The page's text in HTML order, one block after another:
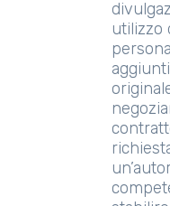
utilizzo